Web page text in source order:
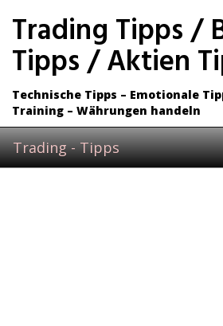
main
content
Trading Tipps /
Tipps / Aktien
Technische Tipps – Emotionale
Training – Währungen handeln
Trading - Tipps